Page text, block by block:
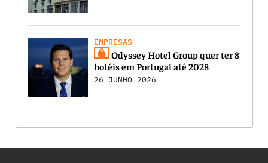
EMPRESAS
Odyssey Hotel Group quer ter 8
hotéis em Portugal até 2028
26 JUNHO 2026